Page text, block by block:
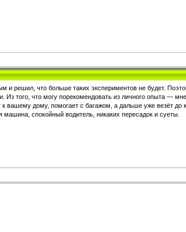
и решил, что больше таких экспериментов не будет.
Из того, что могу порекомендовать из личного опыта —
к вашему дому, помогает с багажом, а дальше уже везёт
спокойный водитель, никаких пересадок и суеты.